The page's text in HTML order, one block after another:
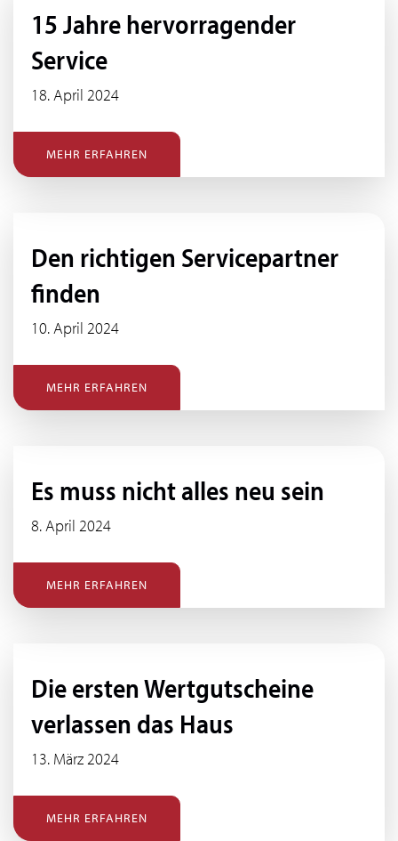
15 Jahre hervorragender
Service
18. April 2024
MEHR ERFAHREN
Den richtigen Servicepartner
finden
10. April 2024
MEHR ERFAHREN
Es muss nicht alles neu sein
8. April 2024
MEHR ERFAHREN
Die ersten Wertgutscheine
verlassen das Haus
13. März 2024
MEHR ERFAHREN